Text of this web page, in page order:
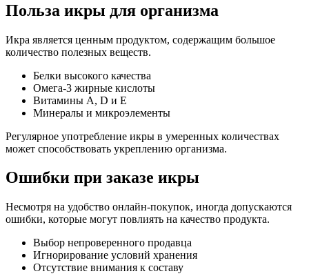
Польза икры для организма
Икра является ценным продуктом, содержащим большое
количество полезных веществ.
Белки высокого качества
Омега-3 жирные кислоты
Витамины A, D и E
Минералы и микроэлементы
Регулярное употребление икры в умеренных количествах
может способствовать укреплению организма.
Ошибки при заказе икры
Несмотря на удобство онлайн-покупок, иногда допускаются
ошибки, которые могут повлиять на качество продукта.
Выбор непроверенного продавца
Игнорирование условий хранения
Отсутствие внимания к составу